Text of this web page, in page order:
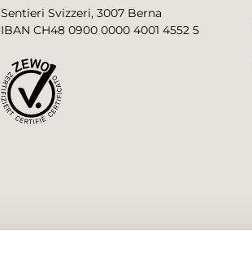
Sentieri Svizzeri, 3007 Berna
IBAN CH48 0900 0000 4001 4552 5